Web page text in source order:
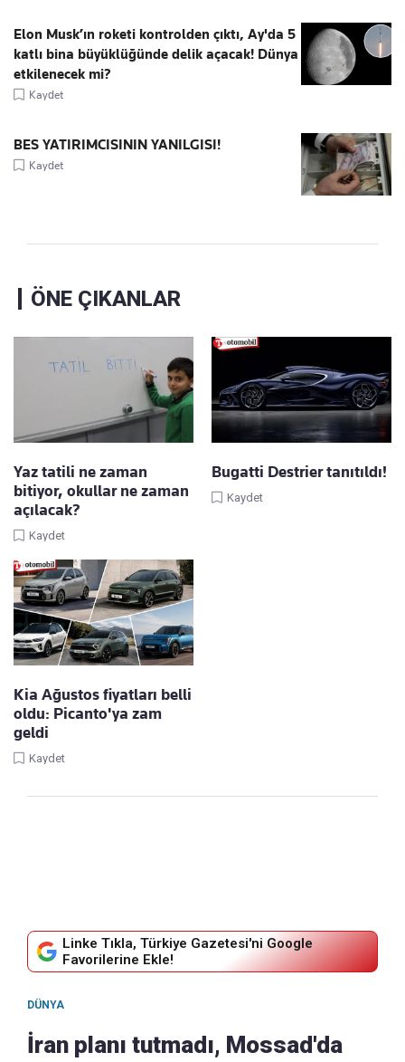
Elon Musk’ın roketi kontrolden çıktı, Ay'da 5
katlı bina büyüklüğünde delik açacak! Dünya
etkilenecek mi?
Kaydet
BES YATIRIMCISININ YANILGISI!
Kaydet
ÖNE ÇIKANLAR
Yaz tatili ne zaman
bitiyor, okullar ne zaman
açılacak?
Kaydet
Bugatti Destrier tanıtıldı!
Kaydet
Kia Ağustos fiyatları belli
oldu: Picanto'ya zam
geldi
Kaydet
Linke Tıkla, Türkiye Gazetesi'ni Google
Favorilerine Ekle!
DÜNYA
İran planı tutmadı, Mossad'da